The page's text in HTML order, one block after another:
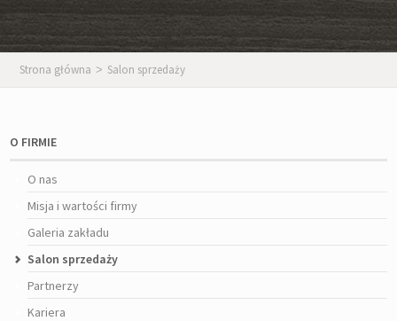
Strona główna > Salon sprzedaży
O FIRMIE
O nas
Misja i wartości firmy
Galeria zakładu
Salon sprzedaży
Partnerzy
Kariera